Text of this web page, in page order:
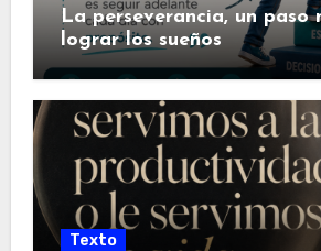
La perseverancia, un paso
lograr los sueños
Texto